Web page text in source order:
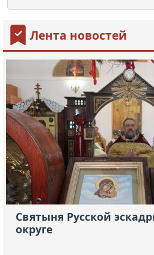
Лента новостей
Святыня Русской
округе